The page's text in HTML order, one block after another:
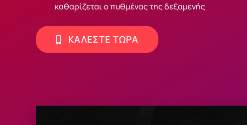
καθαρίζεται ο πυθμένας της δεξαμενής
ΚΑΛΕΣΤΕ ΤΩΡΑ